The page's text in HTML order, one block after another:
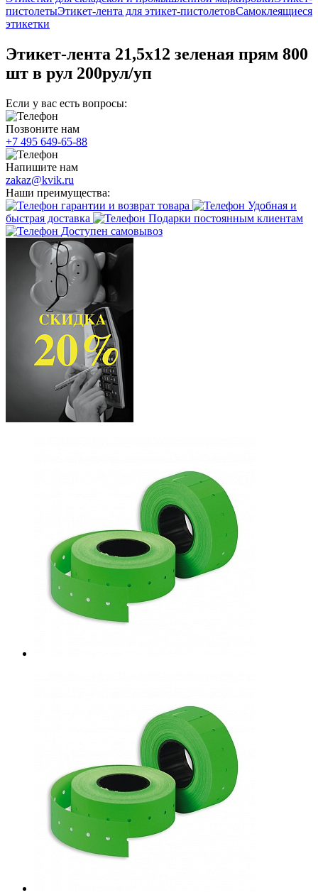
пистолетыЭтикет-лента для этикет-пистолетовСамоклеящиеся
этикетки
Этикет-лента 21,5х12 зеленая прям 800
шт в рул 200рул/уп
Если у вас есть вопросы:
Позвоните нам
+7 495 649-65-88
Напишите нам
zakaz@kvik.ru
Наши преимущества:
гарантии и возврат товара
Удобная и
быстрая доставка
Подарки постоянным клиентам
Доступен самовывоз